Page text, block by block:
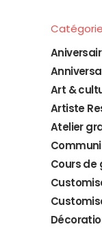
Art &
Artiste
Atelier
Cours de